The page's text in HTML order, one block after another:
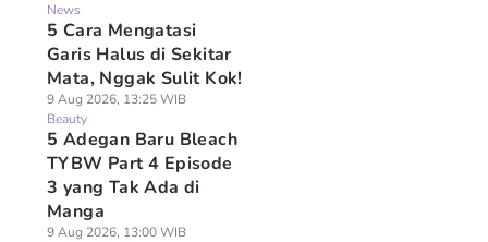
News
5 Cara Mengatasi
Garis Halus di Sekitar
Mata, Nggak Sulit Kok!
9 Aug 2026, 13:25 WIB
Beauty
5 Adegan Baru Bleach
TYBW Part 4 Episode
3 yang Tak Ada di
Manga
9 Aug 2026, 13:00 WIB